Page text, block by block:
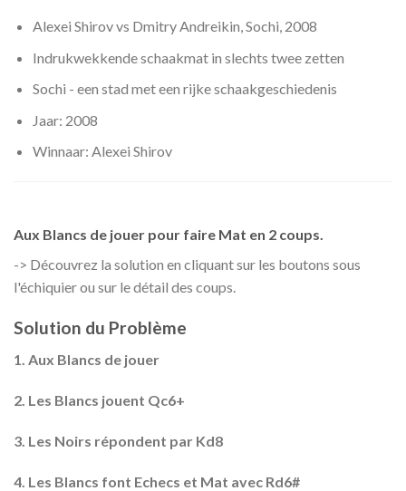
Alexei Shirov vs Dmitry Andreikin, Sochi, 2008
Indrukwekkende schaakmat in slechts twee zetten
Sochi - een stad met een rijke schaakgeschiedenis
Jaar: 2008
Winnaar: Alexei Shirov
Aux Blancs de jouer pour faire Mat en 2 coups.
-> Découvrez la solution en cliquant sur les boutons sous
l'échiquier ou sur le détail des coups.
Solution du Problème
1. Aux Blancs de jouer
2. Les Blancs jouent Qc6+
3. Les Noirs répondent par Kd8
4. Les Blancs font Echecs et Mat avec Rd6#